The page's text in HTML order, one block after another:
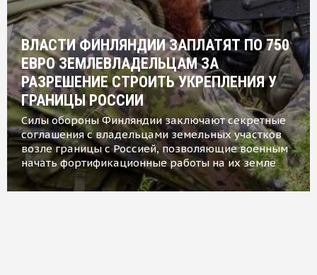
ВЛАСТИ ФИНЛЯНДИИ ЗАПЛАТЯТ ПО 750
ЕВРО ЗЕМЛЕВЛАДЕЛЬЦАМ ЗА
РАЗРЕШЕНИЕ СТРОИТЬ УКРЕПЛЕНИЯ У
ГРАНИЦЫ РОССИИ
Силы обороны Финляндии заключают секретные
соглашения с владельцами земельных участков
возле границы с Россией, позволяющие военным
начать фортификационные работы на их земле